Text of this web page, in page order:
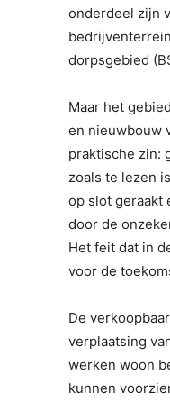
onderdeel zijn
dorpsgebied
Maar het
en nieuwbouw
praktische zin:
zoals te lezen
op slot geraakt
door de
Het feit dat in
voor de
De
verplaatsing
werken woon
kunnen